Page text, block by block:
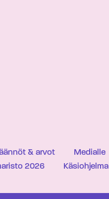
& arvot Medialle
2026 Käsiohjelma